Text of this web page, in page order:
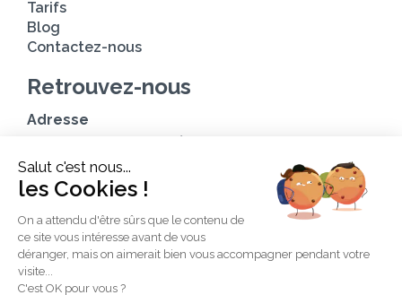
Tarifs
Blog
Contactez-nous
Retrouvez-nous
Adresse
75008, Paris
Du lundi au vendredi : 9h00—17h00
Les samedi et dimanche : 11h00–15h00
Salut c'est nous...
les Cookies !
On a attendu d'être sûrs que le contenu de
ce site vous intéresse avant de vous
déranger, mais on aimerait bien vous accompagner pendant votre
visite...
C'est OK pour vous ?